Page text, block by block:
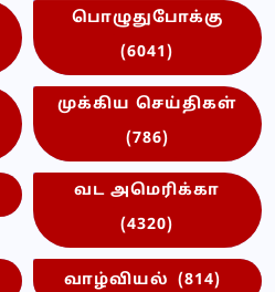
பொழுதுபோக்கு
(6041)
முக்கிய செய்திகள்
(786)
வட அமெரிக்கா
(4320)
வாழ்வியல் (814)